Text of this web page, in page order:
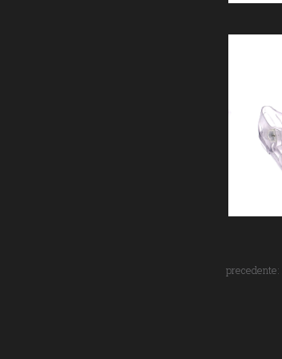
precedente: